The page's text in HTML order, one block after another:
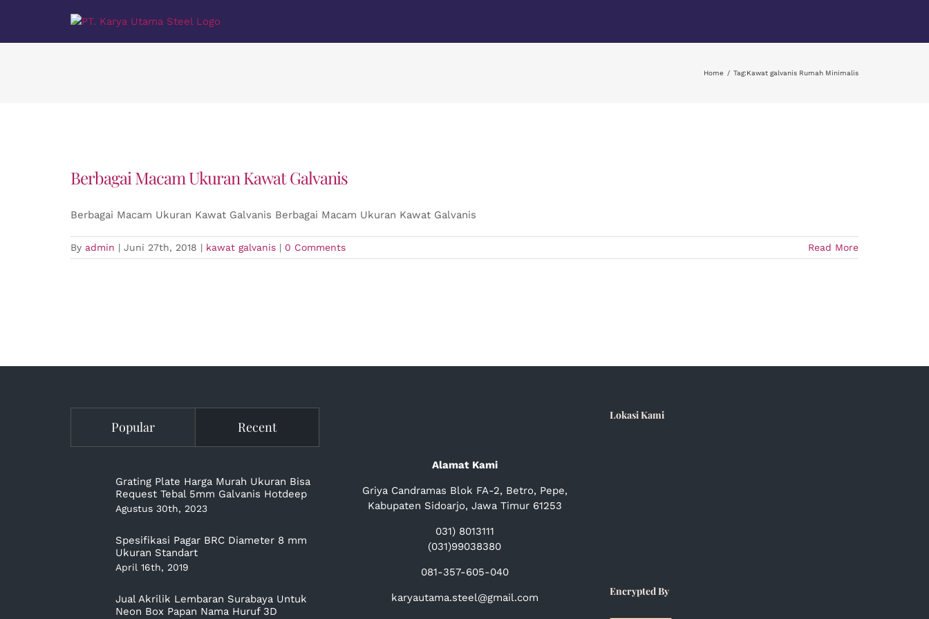
Home Tag:Kawat galvanis Rumah Minimalis
Berbagai Macam Ukuran Kawat Galvanis
Berbagai Macam Ukuran Kawat Galvanis Berbagai Macam Ukuran Kawat Galvanis
By admin | Juni 27th, 2018 | kawat galvanis | 0 Comments Read More
Popular Recent
Grating Plate Harga Murah Ukuran Bisa
Request Tebal 5mm Galvanis Hotdeep
Agustus 30th, 2023
Spesifikasi Pagar BRC Diameter 8 mm
Ukuran Standart
April 16th, 2019
Jual Akrilik Lembaran Surabaya Untuk
Neon Box Papan Nama Huruf 3D
Alamat Kami
Griya Candramas Blok FA-2, Betro, Pepe,
Kabupaten Sidoarjo, Jawa Timur 61253
031) 8013111
(031)99038380
081-357-605-040
karyautama.steel@gmail.com
Lokasi Kami
Encrypted By